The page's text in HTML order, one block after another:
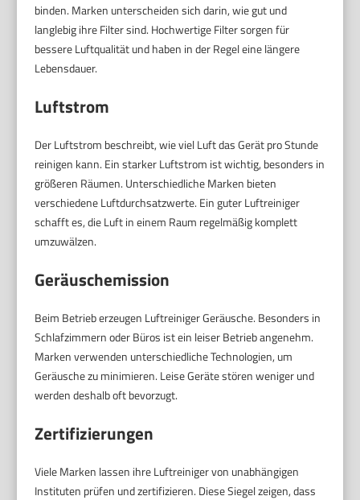
binden. Marken unterscheiden sich darin, wie gut und
langlebig ihre Filter sind. Hochwertige Filter sorgen für
bessere Luftqualität und haben in der Regel eine längere
Lebensdauer.
Luftstrom
Der Luftstrom beschreibt, wie viel Luft das Gerät pro Stunde
reinigen kann. Ein starker Luftstrom ist wichtig, besonders in
größeren Räumen. Unterschiedliche Marken bieten
verschiedene Luftdurchsatzwerte. Ein guter Luftreiniger
schafft es, die Luft in einem Raum regelmäßig komplett
umzuwälzen.
Geräuschemission
Beim Betrieb erzeugen Luftreiniger Geräusche. Besonders in
Schlafzimmern oder Büros ist ein leiser Betrieb angenehm.
Marken verwenden unterschiedliche Technologien, um
Geräusche zu minimieren. Leise Geräte stören weniger und
werden deshalb oft bevorzugt.
Zertifizierungen
Viele Marken lassen ihre Luftreiniger von unabhängigen
Instituten prüfen und zertifizieren. Diese Siegel zeigen, dass